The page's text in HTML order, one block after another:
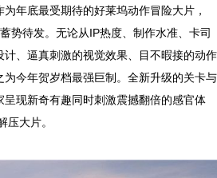
年底最受期待的好莱坞动作冒险大片，
势待发。无论从IP热度、制作水准、卡司
、逼真刺激的视觉效果、目不暇接的动作
今年贺岁档最强巨制。全新升级的关卡与
现新奇有趣同时刺激震撼翻倍的感官体
压大片。